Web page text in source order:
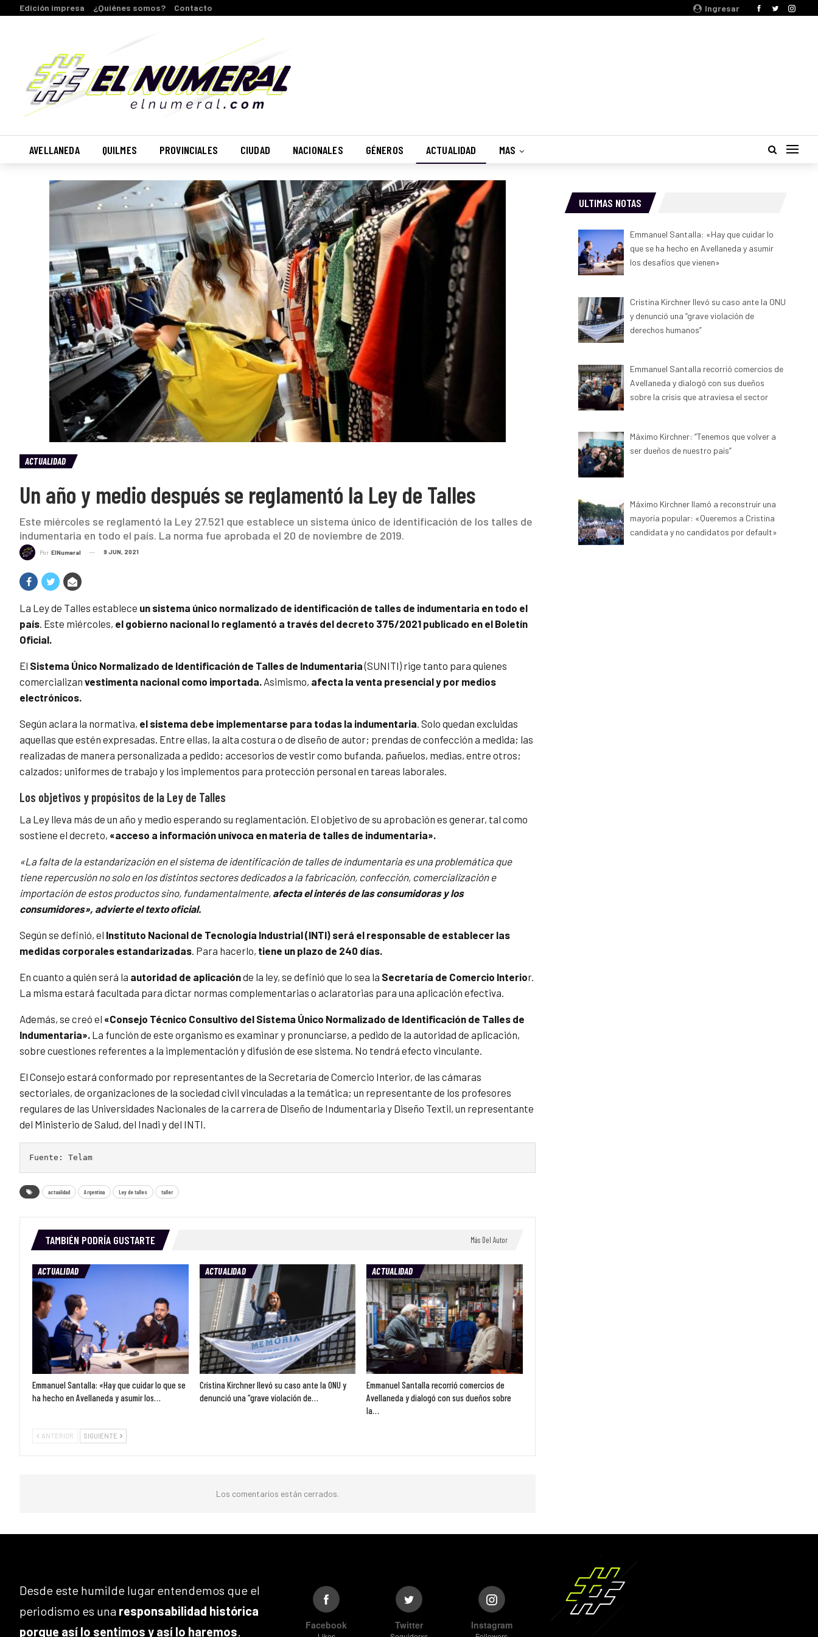
Ingresar
Edición impresa ¿Quiénes somos? Contacto
AVELLANEDA QUILMES PROVINCIALES CIUDAD NACIONALES GÉNEROS ACTUALIDAD MAS
ACTUALIDAD
Un año y medio después se reglamentó la Ley de Talles
Este miércoles se reglamentó la Ley 27.521 que establece un sistema único de identificación de los talles de
indumentaria en todo el país. La norma fue aprobada el 20 de noviembre de 2019.
Por ElNumeral 9 JUN, 2021
La Ley de Talles establece un sistema único normalizado de identificación de talles de indumentaria en todo el
país. Este miércoles, el gobierno nacional lo reglamentó a través del decreto 375/2021 publicado en el Boletín
Oficial.
El Sistema Único Normalizado de Identificación de Talles de Indumentaria(SUNITI) rige tanto para quienes
comercializan vestimenta nacional como importada. Asimismo, afecta la venta presencial y por medios
electrónicos.
Según aclara la normativa, el sistema debe implementarse para todas la indumentaria. Solo quedan excluidas
aquellas que estén expresadas. Entre ellas, la alta costura o de diseño de autor; prendas de confección a medida; las
realizadas de manera personalizada a pedido; accesorios de vestir como bufanda, pañuelos, medias, entre otros;
calzados; uniformes de trabajo y los implementos para protección personal en tareas laborales.
Los objetivos y propósitos de la Ley de Talles
La Ley lleva más de un año y medio esperando su reglamentación. El objetivo de su aprobación es generar, tal como
sostiene el decreto, «acceso a información unívoca en materia de talles de indumentaria».
«La falta de la estandarización en el sistema de identificación de talles de indumentaria es una problemática que
tiene repercusión no solo en los distintos sectores dedicados a la fabricación, confección, comercialización e
importación de estos productos sino, fundamentalmente, afecta el interés de las consumidoras y los
consumidores», advierte el texto oficial.
Según se definió, el Instituto Nacional de Tecnología Industrial (INTI) será el responsable de establecer las
medidas corporales estandarizadas. Para hacerlo, tiene un plazo de 240 días.
En cuanto a quién será la autoridad de aplicaciónde la ley, se definió que lo sea la Secretaría de Comercio Interior.
La misma estará facultada para dictar normas complementarias o aclaratorias para una aplicación efectiva.
Además, se creó el «Consejo Técnico Consultivo del Sistema Único Normalizado de Identificación de Talles de
Indumentaria». La función de este organismo es examinar y pronunciarse, a pedido de la autoridad de aplicación,
sobre cuestiones referentes a la implementación y difusión de ese sistema. No tendrá efecto vinculante.
El Consejo estará conformado por representantes de la Secretaría de Comercio Interior, de las cámaras
sectoriales, de organizaciones de la sociedad civil vinculadas a la temática; un representante de los profesores
regulares de las Universidades Nacionales de la carrera de Diseño de Indumentaria y Diseño Textil, un representante
del Ministerio de Salud, del Inadi y del INTI.
Fuente: Telam
actualidad Argentina Ley de talles taller
TAMBIÉN PODRÍA GUSTARTE Más Del Autor
ACTUALIDAD
Emmanuel Santalla: «Hay que cuidar lo que se
ha hecho en Avellaneda y asumir los…
ACTUALIDAD
Cristina Kirchner llevó su caso ante la ONU y
denunció una “grave violación de…
ACTUALIDAD
Emmanuel Santalla recorrió comercios de
Avellaneda y dialogó con sus dueños sobre
la…
ANTERIOR SIGUIENTE
Los comentarios están cerrados.
ULTIMAS NOTAS
Emmanuel Santalla: «Hay que cuidar lo
que se ha hecho en Avellaneda y asumir
los desafíos que vienen»
Cristina Kirchner llevó su caso ante la ONU
y denunció una “grave violación de
derechos humanos”
Emmanuel Santalla recorrió comercios de
Avellaneda y dialogó con sus dueños
sobre la crisis que atraviesa el sector
Máximo Kirchner: “Tenemos que volver a
ser dueños de nuestro país”
Máximo Kirchner llamó a reconstruir una
mayoría popular: «Queremos a Cristina
candidata y no candidatos por default»
Desde este humilde lugar entendemos que el
periodismo es una responsabilidad histórica
porque así lo sentimos y así lo haremos. Facebook Twitter Instagram
Suscribete